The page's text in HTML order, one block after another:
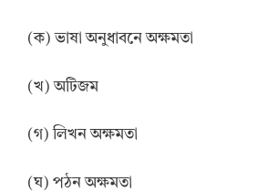
(ক) ভাষা অনুধাবনে অক্ষমতা
(খ) অটিজম
(গ) লিখন অক্ষমতা
(ঘ) পঠন অক্ষমতা